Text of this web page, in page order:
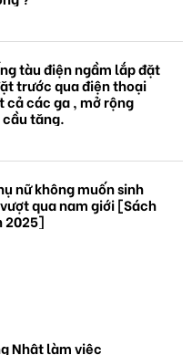
tàu điện ngầm lắp đặt
trước qua điện thoại
các ga , mở rộng
tăng.
nữ không muốn sinh
qua nam giới [Sách
2025]
Nhật làm việc